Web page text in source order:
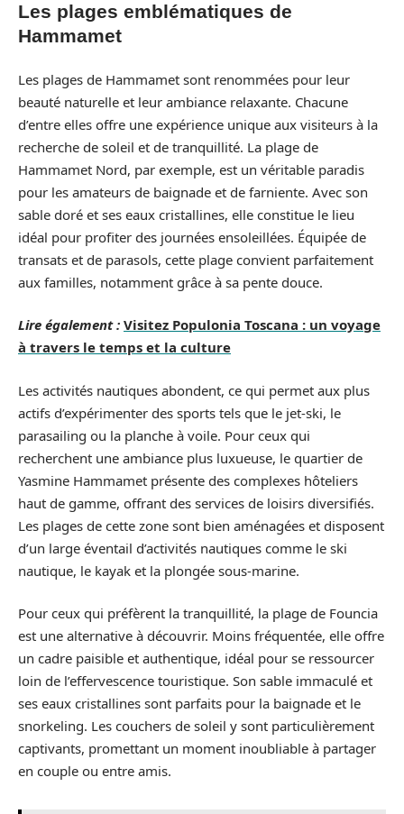
Les plages emblématiques de
Hammamet
Les plages de Hammamet sont renommées pour leur
beauté naturelle et leur ambiance relaxante. Chacune
d’entre elles offre une expérience unique aux visiteurs à la
recherche de soleil et de tranquillité. La plage de
Hammamet Nord, par exemple, est un véritable paradis
pour les amateurs de baignade et de farniente. Avec son
sable doré et ses eaux cristallines, elle constitue le lieu
idéal pour profiter des journées ensoleillées. Équipée de
transats et de parasols, cette plage convient parfaitement
aux familles, notamment grâce à sa pente douce.
Lire également : Visitez Populonia Toscana : un voyage
à travers le temps et la culture
Les activités nautiques abondent, ce qui permet aux plus
actifs d’expérimenter des sports tels que le jet-ski, le
parasailing ou la planche à voile. Pour ceux qui
recherchent une ambiance plus luxueuse, le quartier de
Yasmine Hammamet présente des complexes hôteliers
haut de gamme, offrant des services de loisirs diversifiés.
Les plages de cette zone sont bien aménagées et disposent
d’un large éventail d’activités nautiques comme le ski
nautique, le kayak et la plongée sous-marine.
Pour ceux qui préfèrent la tranquillité, la plage de Founcia
est une alternative à découvrir. Moins fréquentée, elle offre
un cadre paisible et authentique, idéal pour se ressourcer
loin de l’effervescence touristique. Son sable immaculé et
ses eaux cristallines sont parfaits pour la baignade et le
snorkeling. Les couchers de soleil y sont particulièrement
captivants, promettant un moment inoubliable à partager
en couple ou entre amis.